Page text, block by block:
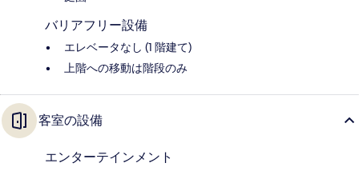
バリアフリー設備
エレベータなし (1 階建て)
上階への移動は階段のみ
客室の設備
エンターテインメント